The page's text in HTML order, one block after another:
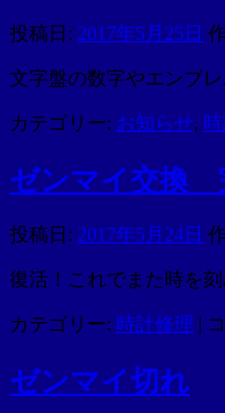
た
は
投稿日: 2017年5月25日
文字盤の数字やエンブ
カテゴリー: お知らせ,
ゼンマイ交換
投稿日: 2017年5月24日
復活！これでまた時を刻
カテゴリー: 時計修理 | ゼ
ゼンマイ切れ